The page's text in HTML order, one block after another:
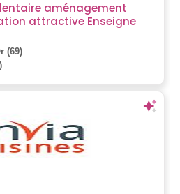
aménagement
attractive Enseigne
(69)